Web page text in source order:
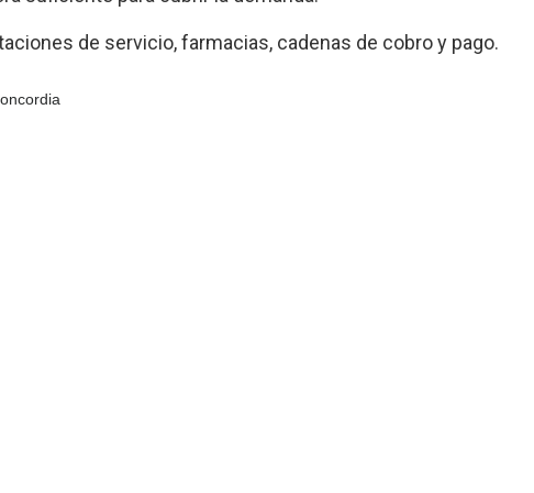
de servicio, farmacias, cadenas de cobro y pago.